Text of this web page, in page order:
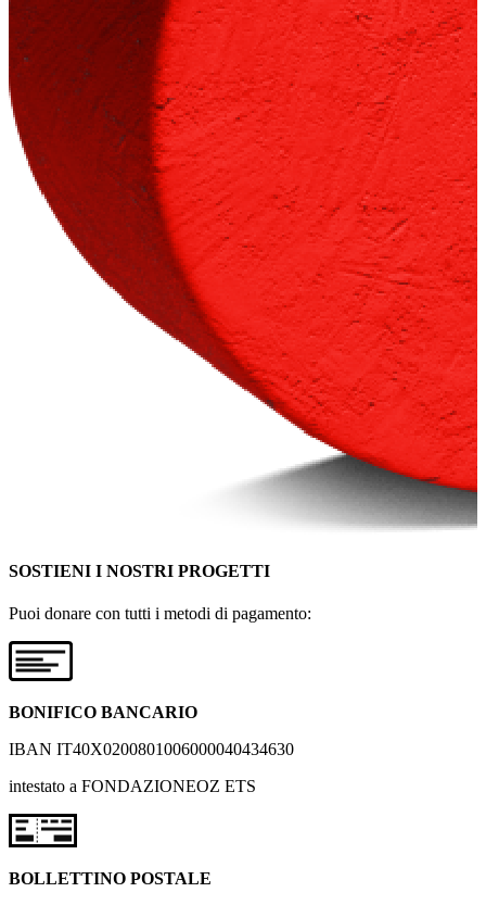
SOSTIENI I NOSTRI PROGETTI
Puoi donare con tutti i metodi di pagamento:
BONIFICO BANCARIO
IBAN IT40X0200801006000040434630
intestato a FONDAZIONEOZ ETS
BOLLETTINO POSTALE